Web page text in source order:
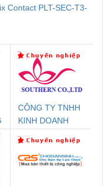
Contact PLT-SEC-T3-
CÔNG TY TNHH
KINH DOANH
PHƯƠNG NAM